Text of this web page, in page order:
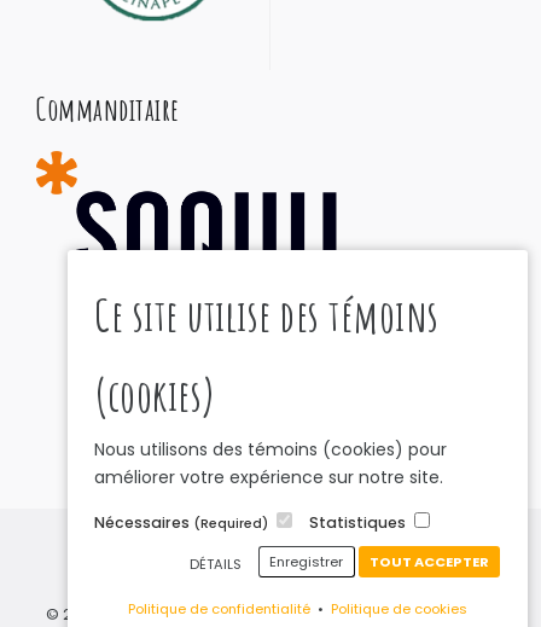
Ce site utilise des témoins
(cookies)
Nous utilisons des témoins (cookies) pour
améliorer votre expérience sur notre site.
Nécessaires (Required) Statistiques
DÉTAILS Enregistrer TOUT ACCEPTER
Politique de confidentialité• Politique de cookies
Commanditaire
Politique de confidentialité•Politique de cookies
© 2026 Mino Obigiwasin - Tous droits réservés. Fièrement